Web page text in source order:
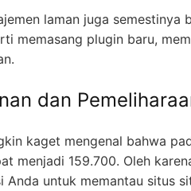
laman juga
memasang plugin baru,
dan
kaget mengenal bahwa
menjadi 159.700. Oleh
Anda untuk memantau situs